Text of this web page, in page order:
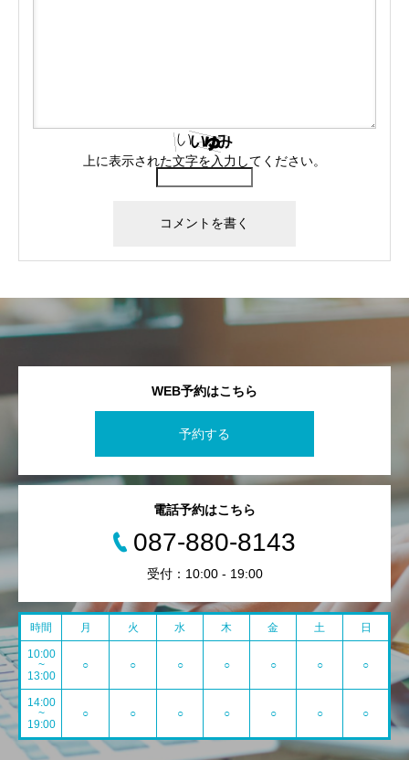
上に表示された文字を入力してください。
WEB予約はこちら
予約する
電話予約はこちら
087-880-8143
受付：10:00 - 19:00
時間 月 火 水 木 金 土 日
10:00
~
13:00
○ ○ ○ ○ ○ ○ ○
14:00
~
19:00
○ ○ ○ ○ ○ ○ ○